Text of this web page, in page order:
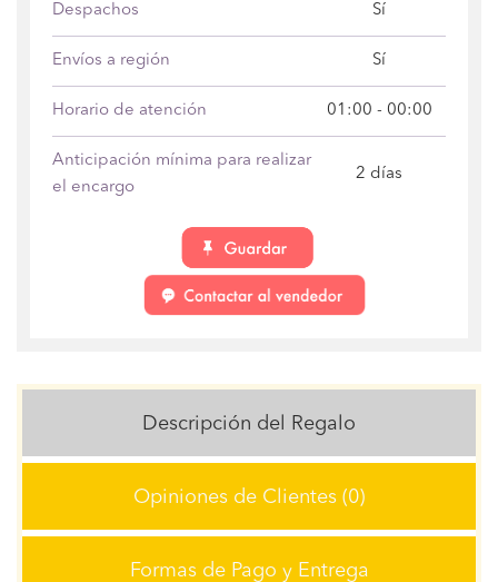
Despachos Sí
Envíos a región Sí
Horario de atención 01:00 - 00:00
Anticipación mínima para realizar
el encargo
2 días
Descripción del Regalo
Opiniones de Clientes (0)
Formas de Pago y Entrega